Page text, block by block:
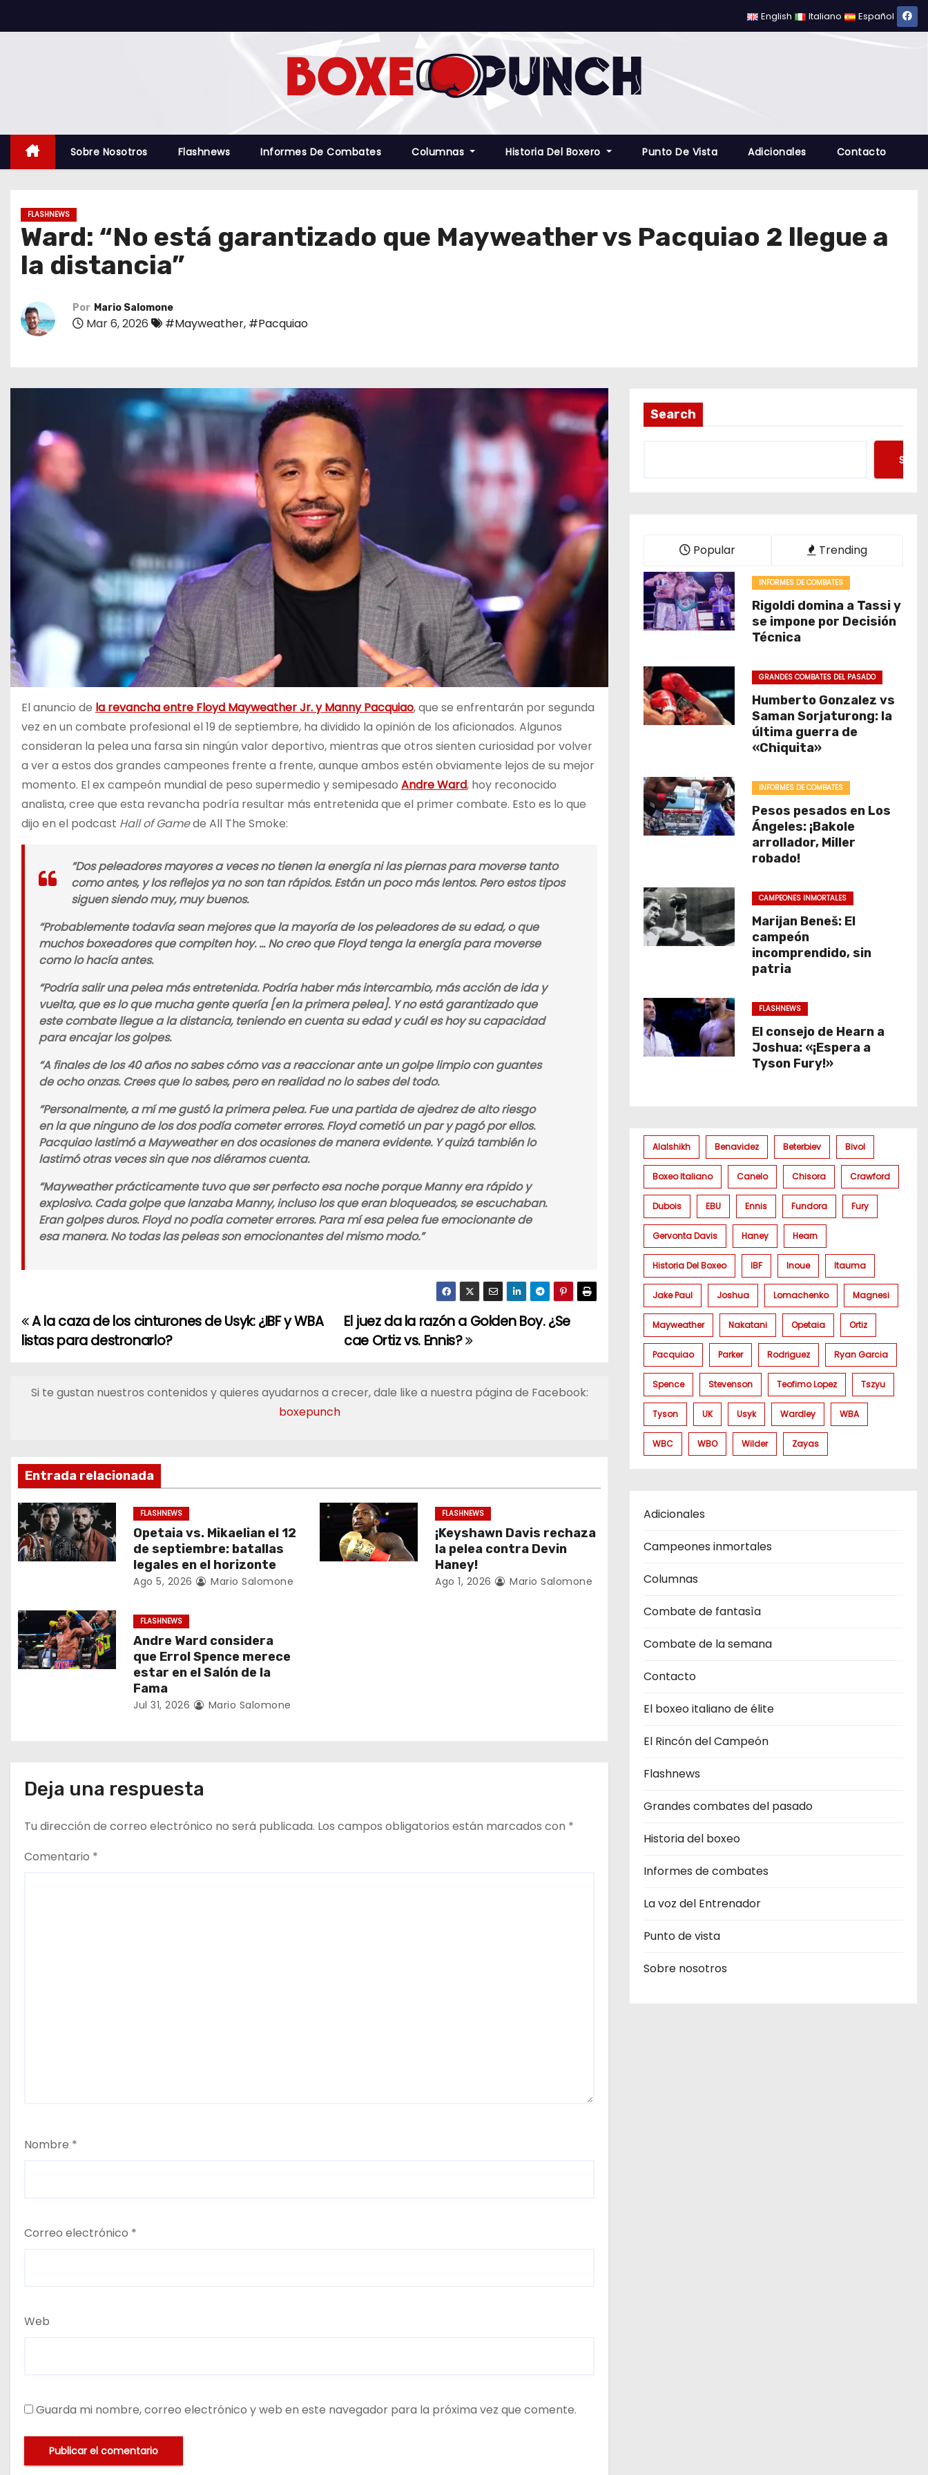
a
English Italiano Español
Sobre Nosotros Flashnews Informes De Combates Columnas Historia Del Boxero Punto De Vista Adicionales Contacto
FLASHNEWS
Ward: “No está garantizado que Mayweather vs Pacquiao 2 llegue a
la distancia”
Por Mario Salomone
Mar 6, 2026 #Mayweather, #Pacquiao
El anuncio de la revancha entre Floyd Mayweather Jr. y Manny Pacquiao, que se enfrentarán por segunda
vez en un combate profesional el 19 de septiembre, ha dividido la opinión de los aficionados. Algunos
consideran la pelea una farsa sin ningún valor deportivo, mientras que otros sienten curiosidad por volver
a ver a estos dos grandes campeones frente a frente, aunque ambos estén obviamente lejos de su mejor
momento. El ex campeón mundial de peso supermedio y semipesado Andre Ward, hoy reconocido
analista, cree que esta revancha podría resultar más entretenida que el primer combate. Esto es lo que
dijo en el podcast Hall of Gamede All The Smoke:
“Dos peleadores mayores a veces no tienen la energía ni las piernas para moverse tanto
como antes, y los reflejos ya no son tan rápidos. Están un poco más lentos. Pero estos tipos
siguen siendo muy, muy buenos.
“Probablemente todavía sean mejores que la mayoría de los peleadores de su edad, o que
muchos boxeadores que compiten hoy. … No creo que Floyd tenga la energía para moverse
como lo hacía antes.
“Podría salir una pelea más entretenida. Podría haber más intercambio, más acción de ida y
vuelta, que es lo que mucha gente quería [en la primera pelea]. Y no está garantizado que
este combate llegue a la distancia, teniendo en cuenta su edad y cuál es hoy su capacidad
para encajar los golpes.
“A finales de los 40 años no sabes cómo vas a reaccionar ante un golpe limpio con guantes
de ocho onzas. Crees que lo sabes, pero en realidad no lo sabes del todo.
“Personalmente, a mí me gustó la primera pelea. Fue una partida de ajedrez de alto riesgo
en la que ninguno de los dos podía cometer errores. Floyd cometió un par y pagó por ellos.
Pacquiao lastimó a Mayweather en dos ocasiones de manera evidente. Y quizá también lo
lastimó otras veces sin que nos diéramos cuenta.
“Mayweather prácticamente tuvo que ser perfecto esa noche porque Manny era rápido y
explosivo. Cada golpe que lanzaba Manny, incluso los que eran bloqueados, se escuchaban.
Eran golpes duros. Floyd no podía cometer errores. Para mí esa pelea fue emocionante de
esa manera. No todas las peleas son emocionantes del mismo modo.”
N
v
a
c
i
ó
d
e
e
a
d
a
El juez da la razón a Golden Boy. ¿Se
cae Ortiz vs. Ennis?
A la caza de los cinturones de Usyk: ¿IBF y WBA
listas para destronarlo?
Si te gustan nuestros contenidos y quieres ayudarnos a crecer, dale like a nuestra página de Facebook:
boxepunch
Entrada relacionada
FLASHNEWS
Opetaia vs. Mikaelian el 12
de septiembre: batallas
legales en el horizonte
Ago 5, 2026 Mario Salomone
FLASHNEWS
¡Keyshawn Davis rechaza
la pelea contra Devin
Haney!
Ago 1, 2026 Mario Salomone
FLASHNEWS
Andre Ward considera
que Errol Spence merece
estar en el Salón de la
Fama
Jul 31, 2026 Mario Salomone
Deja una respuesta
Tu dirección de correo electrónico no será publicada. Los campos obligatorios están marcados con *
Comentario *
Nombre *
Correo electrónico *
Web
Guarda mi nombre, correo electrónico y web en este navegador para la próxima vez que comente.
Search
Popular Trending
INFORMES DE COMBATES
Rigoldi domina a Tassi y
se impone por Decisión
Técnica
GRANDES COMBATES DEL PASADO
Humberto Gonzalez vs
Saman Sorjaturong: la
última guerra de
«Chiquita»
INFORMES DE COMBATES
Pesos pesados en Los
Ángeles: ¡Bakole
arrollador, Miller
robado!
CAMPEONES INMORTALES
Marijan Beneš: El
campeón
incomprendido, sin
patria
FLASHNEWS
El consejo de Hearn a
Joshua: «¡Espera a
Tyson Fury!»
Alalshikh Benavidez Beterbiev Bivol
Boxeo Italiano Canelo Chisora Crawford
Dubois EBU Ennis Fundora Fury
Gervonta Davis Haney Hearn
Historia Del Boxeo IBF Inoue Itauma
Jake Paul Joshua Lomachenko Magnesi
Mayweather Nakatani Opetaia Ortiz
Pacquiao Parker Rodriguez Ryan Garcia
Spence Stevenson Teofimo Lopez Tszyu
Tyson UK Usyk Wardley WBA
WBC WBO Wilder Zayas
Adicionales
Campeones inmortales
Columnas
Combate de fantasìa
Combate de la semana
Contacto
El boxeo italiano de élite
El Rincón del Campeón
Flashnews
Grandes combates del pasado
Historia del boxeo
Informes de combates
La voz del Entrenador
Punto de vista
Sobre nosotros